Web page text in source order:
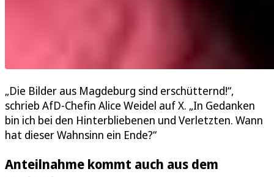
„Die Bilder aus Magdeburg sind erschütternd!“,
schrieb AfD-Chefin Alice Weidel auf X. „In Gedanken
bin ich bei den Hinterbliebenen und Verletzten. Wann
hat dieser Wahnsinn ein Ende?“
Anteilnahme kommt auch aus dem